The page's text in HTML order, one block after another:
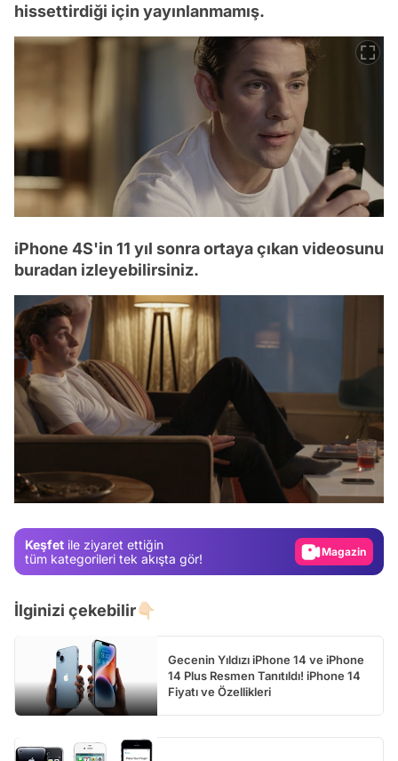
hissettirdiği için yayınlanmamış.
iPhone 4S'in 11 yıl sonra ortaya çıkan videosunu
buradan izleyebilirsiniz.
Keşfet ile ziyaret ettiğin
tüm kategorileri tek akışta gör!
Video
Magazin
İlginizi çekebilir👇🏻
Gecenin Yıldızı iPhone 14 ve iPhone
14 Plus Resmen Tanıtıldı! iPhone 14
Fiyatı ve Özellikleri